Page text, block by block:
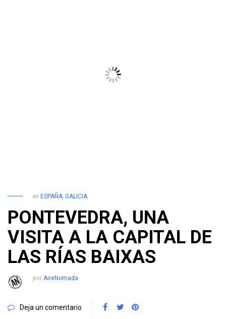
en ESPAÑA GALICIA
PONTEVEDRA, UNA
VISITA A LA CAPITAL DE
LAS RÍAS BAIXAS
por AireNomada
Deja un comentario